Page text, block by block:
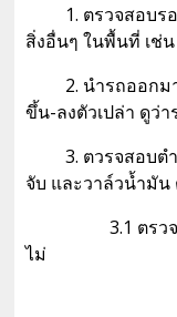
1. ตรวจสอบรอ
สิ่งอื่นๆ ในพื้นที่ เช่
2. นำรถออกมา
ขึ้น-ลงตัวเปล่า ดูว่
3. ตวรจสอบตำ
จับ และวาล์วน้ำมัน
3.1 ตรวจสอบ
ไม่